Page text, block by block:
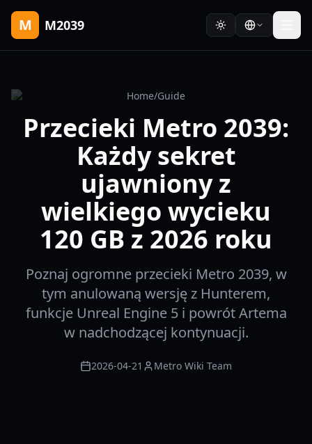
M M2039
Home/Guide
Przecieki Metro 2039:
Każdy sekret
ujawniony z
wielkiego wycieku
120 GB z 2026 roku
Poznaj ogromne przecieki Metro 2039, w
tym anulowaną wersję z Hunterem,
funkcje Unreal Engine 5 i powrót Artema
w nadchodzącej kontynuacji.
2026-04-21 Metro Wiki Team